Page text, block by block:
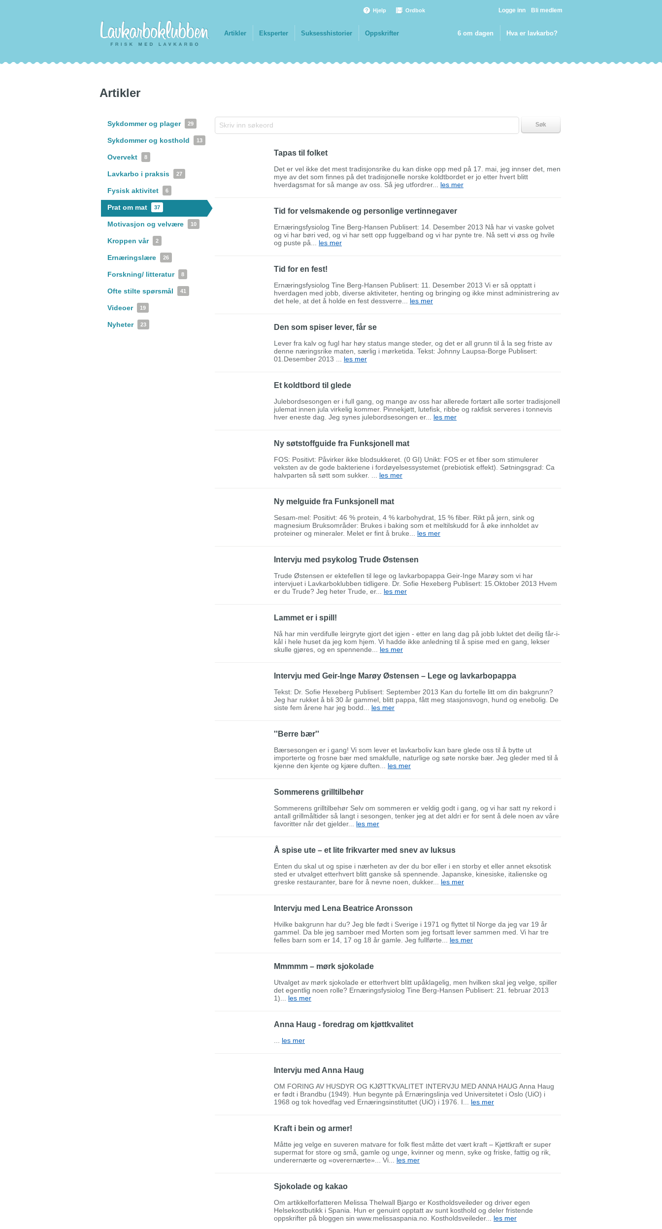
Artikler Eksperter Suksesshistorier Oppskrifter 6 om dagen Hva er lavkarbo?
Hjelp Ordbok Logge inn Bli medlem
Artikler
Sykdommer og plager 29
Sykdommer og kosthold 13
Overvekt 8
Lavkarbo i praksis 27
Fysisk aktivitet 6
Prat om mat 37
Motivasjon og velvære 10
Kroppen vår 2
Ernæringslære 26
Forskning/ litteratur 8
Ofte stilte spørsmål 41
Videoer 19
Nyheter 23
Søk
Tapas til folket
Det er vel ikke det mest tradisjonsrike du kan diske opp med på 17. mai, jeg innser det, men
mye av det som finnes på det tradisjonelle norske koldtbordet er jo etter hvert blitt
hverdagsmat for så mange av oss. Så jeg utfordrer... les mer
Tid for velsmakende og personlige vertinnegaver
Ernæringsfysiolog Tine Berg-Hansen Publisert: 14. Desember 2013 Nå har vi vaske golvet
og vi har børi ved, og vi har sett opp fuggelband og vi har pynte tre. Nå sett vi øss og hvile
og puste på... les mer
Tid for en fest!
Ernæringsfysiolog Tine Berg-Hansen Publisert: 11. Desember 2013 Vi er så opptatt i
hverdagen med jobb, diverse aktiviteter, henting og bringing og ikke minst administrering av
det hele, at det å holde en fest dessverre... les mer
Den som spiser lever, får se
Lever fra kalv og fugl har høy status mange steder, og det er all grunn til å la seg friste av
denne næringsrike maten, særlig i mørketida. Tekst: Johnny Laupsa-Borge Publisert:
01.Desember 2013 ... les mer
Et koldtbord til glede
Julebordsesongen er i full gang, og mange av oss har allerede fortært alle sorter tradisjonell
julemat innen jula virkelig kommer. Pinnekjøtt, lutefisk, ribbe og rakfisk serveres i tonnevis
hver eneste dag. Jeg synes julebordsesongen er... les mer
Ny søtstoffguide fra Funksjonell mat
FOS: Positivt: Påvirker ikke blodsukkeret. (0 GI) Unikt: FOS er et fiber som stimulerer
veksten av de gode bakteriene i fordøyelsessystemet (prebiotisk effekt). Søtningsgrad: Ca
halvparten så søtt som sukker. ... les mer
Ny melguide fra Funksjonell mat
Sesam-mel: Positivt: 46 % protein, 4 % karbohydrat, 15 % fiber. Rikt på jern, sink og
magnesium Bruksområder: Brukes i baking som et meltilskudd for å øke innholdet av
proteiner og mineraler. Melet er fint å bruke... les mer
Intervju med psykolog Trude Østensen
Trude Østensen er ektefellen til lege og lavkarbopappa Geir-Inge Marøy som vi har
intervjuet i Lavkarboklubben tidligere. Dr. Sofie Hexeberg Publisert: 15.Oktober 2013 Hvem
er du Trude? Jeg heter Trude, er... les mer
Lammet er i spill!
Nå har min verdifulle leirgryte gjort det igjen - etter en lang dag på jobb luktet det deilig får-i-
kål i hele huset da jeg kom hjem. Vi hadde ikke anledning til å spise med en gang, lekser
skulle gjøres, og en spennende... les mer
Intervju med Geir-Inge Marøy Østensen – Lege og lavkarbopappa
Tekst: Dr. Sofie Hexeberg Publisert: September 2013 Kan du fortelle litt om din bakgrunn?
Jeg har rukket å bli 30 år gammel, blitt pappa, fått meg stasjonsvogn, hund og enebolig. De
siste fem årene har jeg bodd... les mer
''Berre bær''
Bærsesongen er i gang! Vi som lever et lavkarboliv kan bare glede oss til å bytte ut
importerte og frosne bær med smakfulle, naturlige og søte norske bær. Jeg gleder med til å
kjenne den kjente og kjære duften... les mer
Sommerens grilltilbehør
Sommerens grilltilbehør Selv om sommeren er veldig godt i gang, og vi har satt ny rekord i
antall grillmåltider så langt i sesongen, tenker jeg at det aldri er for sent å dele noen av våre
favoritter når det gjelder... les mer
Å spise ute – et lite frikvarter med snev av luksus
Enten du skal ut og spise i nærheten av der du bor eller i en storby et eller annet eksotisk
sted er utvalget etterhvert blitt ganske så spennende. Japanske, kinesiske, italienske og
greske restauranter, bare for å nevne noen, dukker... les mer
Intervju med Lena Beatrice Aronsson
Hvilke bakgrunn har du? Jeg ble født i Sverige i 1971 og flyttet til Norge da jeg var 19 år
gammel. Da ble jeg samboer med Morten som jeg fortsatt lever sammen med. Vi har tre
felles barn som er 14, 17 og 18 år gamle. Jeg fullførte... les mer
Mmmmm – mørk sjokolade
Utvalget av mørk sjokolade er etterhvert blitt upåklagelig, men hvilken skal jeg velge, spiller
det egentlig noen rolle? Ernæringsfysiolog Tine Berg-Hansen Publisert: 21. februar 2013
1)... les mer
Anna Haug - foredrag om kjøttkvalitet
les mer
Intervju med Anna Haug
OM FORING AV HUSDYR OG KJØTTKVALITET INTERVJU MED ANNA HAUG Anna Haug
er født i Brandbu (1949). Hun begynte på Ernæringslinja ved Universitetet i Oslo (UiO) i
1968 og tok hovedfag ved Ernæringsinstituttet (UiO) i 1976. I... les mer
Kraft i bein og armer!
Måtte jeg velge en suveren matvare for folk flest måtte det vært kraft – Kjøttkraft er super
supermat for store og små, gamle og unge, kvinner og menn, syke og friske, fattig og rik,
underernærte og «overernærte»... Vi... les mer
Sjokolade og kakao
Om artikkelforfatteren Melissa Thelwall Bjargo er Kostholdsveileder og driver egen
Helsekostbutikk i Spania. Hun er genuint opptatt av sunt kosthold og deler fristende
oppskrifter på bloggen sin www.melissaspania.no. Kostholdsveileder... les mer